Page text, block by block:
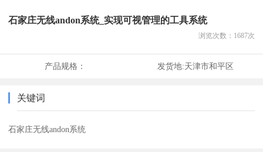
石家庄无线andon系统_实现可视管理的工具系统
浏览次数： 1687次
产品规格： 发货地:天津市和平区
关键词
石家庄无线andon系统